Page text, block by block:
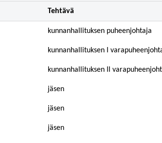
Tehtävä
kunnanhallituksen puheenjohtaja
kunnanhallituksen I
kunnanhallituksen II
jäsen
jäsen
jäsen